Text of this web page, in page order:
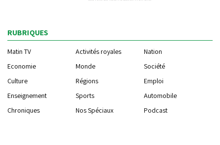
RUBRIQUES
Matin TV Activités royales
Nation
Economie
Monde
Société
Culture
Régions
Emploi
Enseignement
Sports
Automobile
Chroniques
Nos Spéciaux Podcast